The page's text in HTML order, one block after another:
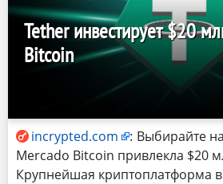
Tether инвестирует $20
Bitcoin
incrypted.com : Выбирайте
Mercado Bitcoin привлекла $20
Крупнейшая криптоплатформа